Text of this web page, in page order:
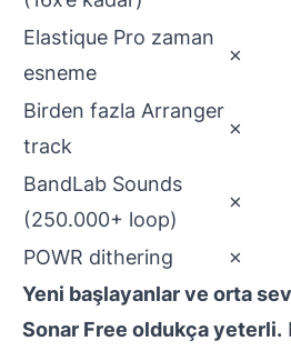
Elastique Pro zaman
esneme
✗
Birden fazla Arranger
track
✗
BandLab Sounds
(250.000+ loop)
✗
POWR dithering ✗
Yeni başlayanlar ve orta
Sonar Free oldukça yeterli.